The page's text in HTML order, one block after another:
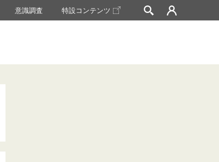
意識調査 特設コンテンツ